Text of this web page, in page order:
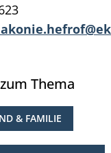
Thema
& FAMILIE